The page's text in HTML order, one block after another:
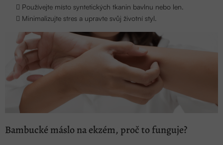
Používejte místo syntetických tkanin bavlnu nebo len.
Minimalizujte stres a upravte svůj životní styl.
Bambucké máslo na ekzém, proč to funguje?